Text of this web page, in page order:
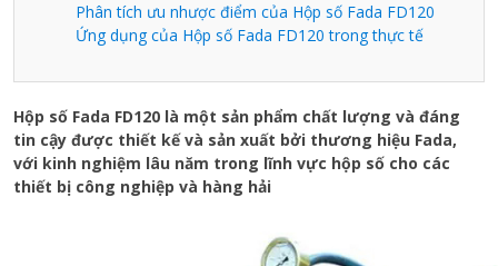
Phân tích ưu nhược điểm của Hộp số Fada FD120
Ứng dụng của Hộp số Fada FD120 trong thực tế
Hộp số Fada FD120 là một sản phẩm chất lượng và đáng
tin cậy được thiết kế và sản xuất bởi thương hiệu Fada,
với kinh nghiệm lâu năm trong lĩnh vực hộp số cho các
thiết bị công nghiệp và hàng hải